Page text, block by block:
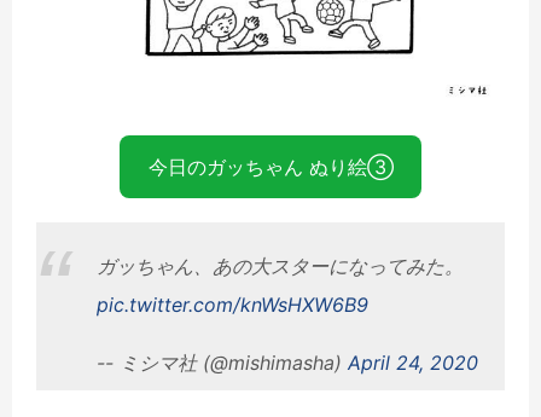
今日のガッちゃん ぬり絵③
ガッちゃん、あの大スターになってみた。
pic.twitter.com/knWsHXW6B9
-- ミシマ社 (@mishimasha) April 24, 2020